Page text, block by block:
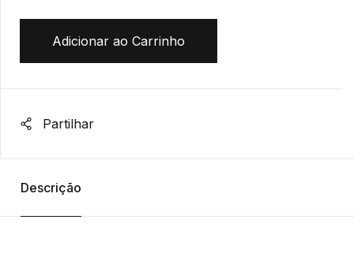
Adicionar ao Carrinho
Partilhar
Descrição